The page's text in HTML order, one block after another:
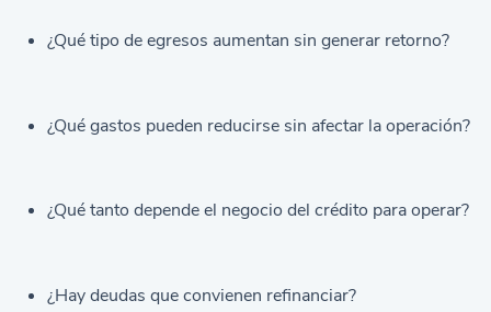
¿Qué tipo de egresos aumentan sin generar retorno?
¿Qué gastos pueden reducirse sin afectar la operación?
¿Qué tanto depende el negocio del crédito para operar?
¿Hay deudas que convienen refinanciar?